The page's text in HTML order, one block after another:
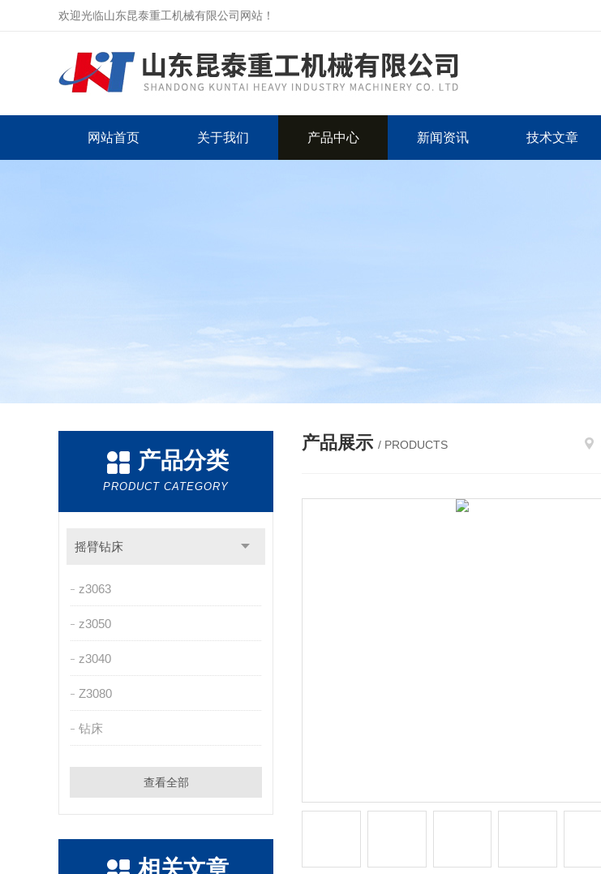
欢迎光临山东昆泰重工机械有限公司网站！
网站首页 关于我们 产品中心 新闻资讯 技术文章
产品分类
PRODUCT CATEGORY
摇臂钻床
z3063
z3050
z3040
Z3080
钻床
查看全部
相关文章
产品展示 / PRODUCTS